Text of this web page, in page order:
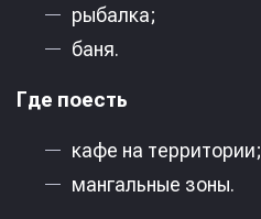
рыбалка;
баня.
Где поесть
кафе на территории;
мангальные зоны.